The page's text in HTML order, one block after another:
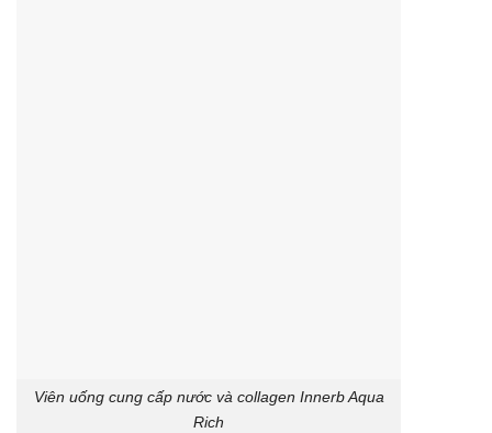
Viên uống cung cấp nước và collagen Innerb Aqua
Rich